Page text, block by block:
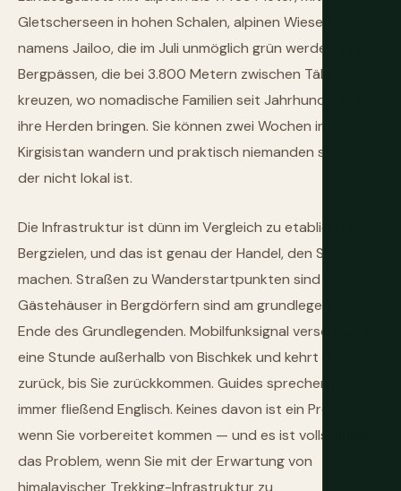
Gletscherseen in hohen Schalen, alpinen Wiesen
namens Jailoo, die im Juli unmöglich grün werden, und
Bergpässen, die bei 3.800 Metern zwischen Tälern
kreuzen, wo nomadische Familien seit Jahrhunderten
ihre Herden bringen. Sie können zwei Wochen in
Kirgisistan wandern und praktisch niemanden sehen,
der nicht lokal ist.
Die Infrastruktur ist dünn im Vergleich zu etablierten
Bergzielen, und das ist genau der Handel, den Sie
machen. Straßen zu Wanderstartpunkten sind rau.
Gästehäuser in Bergdörfern sind am grundlegendsten
Ende des Grundlegenden. Mobilfunksignal verschwindet
eine Stunde außerhalb von Bischkek und kehrt nicht
zurück, bis Sie zurückkommen. Guides sprechen nicht
immer fließend Englisch. Keines davon ist ein Problem,
wenn Sie vorbereitet kommen — und es ist vollständig
das Problem, wenn Sie mit der Erwartung von
himalayischer Trekking-Infrastruktur zu